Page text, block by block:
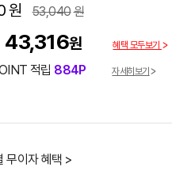
원 53,040원
43,316원 혜택 모두보기
적립 884P 자세히보기
무이자 혜택 >